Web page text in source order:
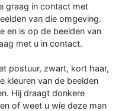
graag in contact met
van die omgeving.
en is op de beelden van
met u in contact.
postuur, zwart, kort haar,
kleuren van de beelden
Hij draagt donkere
of weet u wie deze man